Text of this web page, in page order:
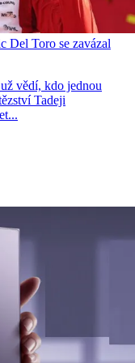
Del Toro se zavázal
vědí, kdo jednou
Tadeji